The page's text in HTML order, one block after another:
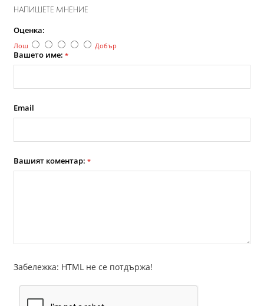
НАПИШЕТЕ МНЕНИЕ
Оценка:
Лош Добър
Вашето име: *
Email
Вашият коментар: *
Забележка: HTML не се потдържа!